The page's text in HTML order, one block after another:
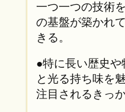
一つ一つの技術
の基盤が築かれ
きる。
●特に長い歴史
と光る持ち味を
注目されるきっ